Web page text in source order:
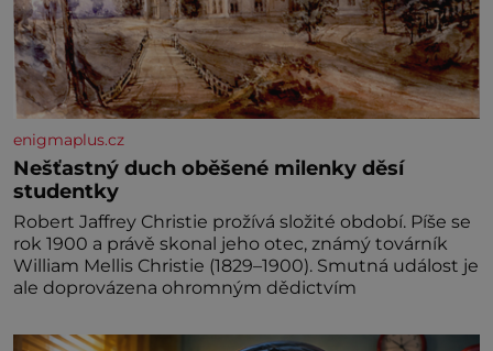
enigmaplus.cz
Nešťastný duch oběšené milenky děsí
studentky
Robert Jaffrey Christie prožívá složité období. Píše se
rok 1900 a právě skonal jeho otec, známý továrník
William Mellis Christie (1829–1900). Smutná událost je
ale doprovázena ohromným dědictvím